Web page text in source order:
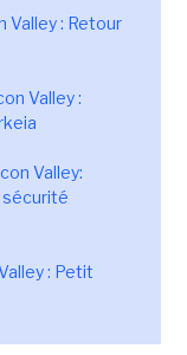
Valley : Retour
Valley :
Valley:
sécurité
: Petit